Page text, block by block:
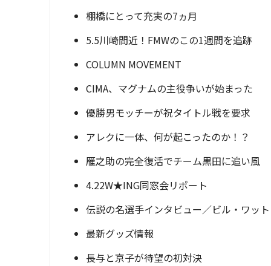
棚橋にとって充実の7ヵ月
5.5川崎間近！FMWのこの1週間を追跡
COLUMN MOVEMENT
CIMA、マグナムの主役争いが始まった
優勝男モッチーが祝タイトル戦を要求
アレクに一体、何が起こったのか！？
雁之助の完全復活でチーム黒田に追い風
4.22W★ING同窓会リポート
伝説の名選手インタビュー／ビル・ワット
最新グッズ情報
長与と京子が待望の初対決